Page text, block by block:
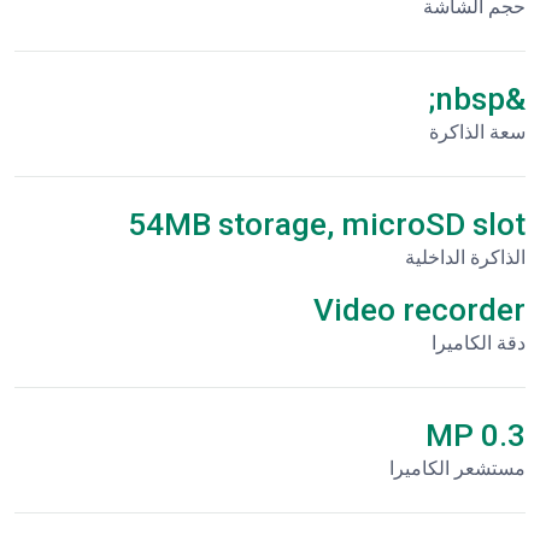
حجم الشاشة
&nbsp;
سعة الذاكرة
54MB storage, microSD slot
الذاكرة الداخلية
Video recorder
دقة الكاميرا
0.3 MP
مستشعر الكاميرا